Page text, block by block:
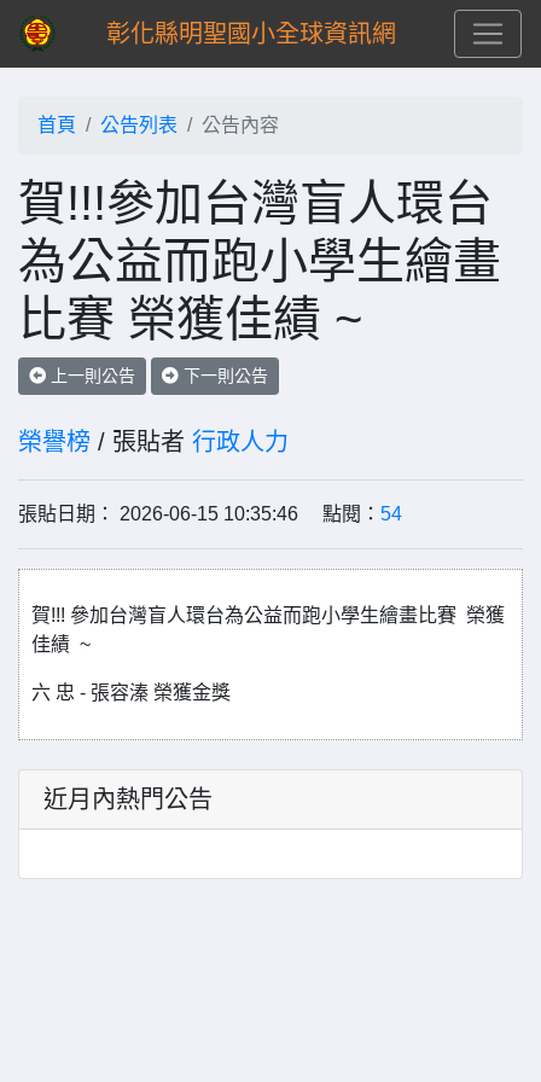
彰化縣明聖國小全球資訊網
首頁 公告列表 公告內容
賀!!!參加台灣盲人環台
為公益而跑小學生繪畫
比賽 榮獲佳績 ~
上一則公告 下一則公告
榮譽榜 / 張貼者 行政人力
張貼日期： 2026-06-15 10:35:46 點閱： 54
賀!!! 參加台灣盲人環台為公益而跑小學生繪畫比賽 榮獲
佳績 ~
六 忠 - 張容溱 榮獲金獎
近月內熱門公告